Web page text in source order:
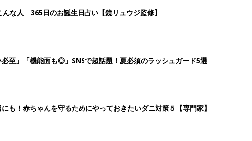
んな人 365日のお誕生日占い【鏡リュウジ監修】
必至」「機能面も◎」SNSで超話題！夏必須のラッシュガード5選
も！赤ちゃんを守るためにやっておきたいダニ対策５【専門家】